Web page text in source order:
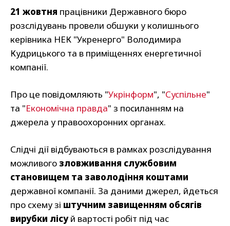
21 жовтня працівники Державного бюро
розслідувань провели обшуки у колишнього
керівника НЕК "Укренерго" Володимира
Кудрицького та в приміщеннях енергетичної
компанії.
Про це повідомляють "Укрінформ", "Суспільне"
та "Економічна правда" з посиланням на
джерела у правоохоронних органах.
Слідчі дії відбуваються в рамках розслідування
можливого зловживання службовим
становищем та заволодіння коштами
державної компанії. За даними джерел, йдеться
про схему зі штучним завищенням обсягів
вирубки лісуй вартості робіт під час